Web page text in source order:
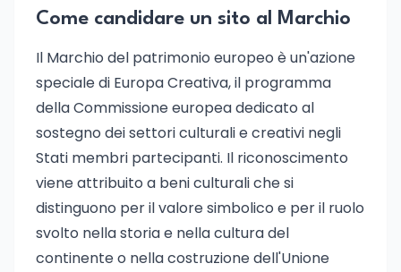
Come candidare un sito al Marchio
Il Marchio del patrimonio europeo è un'azione
speciale di Europa Creativa, il programma
della Commissione europea dedicato al
sostegno dei settori culturali e creativi negli
Stati membri partecipanti. Il riconoscimento
viene attribuito a beni culturali che si
distinguono per il valore simbolico e per il ruolo
svolto nella storia e nella cultura del
continente o nella costruzione dell'Unione